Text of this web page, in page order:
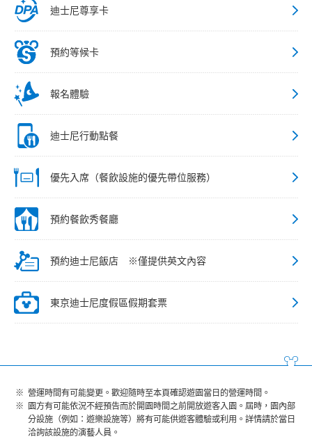
迪士尼尊享卡
預約等候卡
報名體驗
迪士尼行動點餐
優先入席（餐飲設施的優先帶位服務）
預約餐飲秀餐廳
預約迪士尼飯店 ※僅提供英文內容
東京迪士尼度假區假期套票
營運時間有可能變更。歡迎隨時至本頁確認遊園當日的營運時間。
園方有可能依況不經預告而於開園時間之前開放遊客入園。屆時，園內部
分設施（例如：遊樂設施等）將有可能供遊客體驗或利用。詳情請於當日
洽詢該設施的演藝人員。